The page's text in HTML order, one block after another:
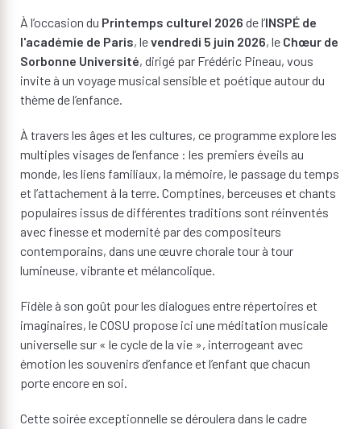
À l’occasion du Printemps culturel 2026 de l’INSPÉ de
l'académie de Paris, levendredi 5 juin 2026, le Chœur de
Sorbonne Université, dirigé par Frédéric Pineau, vous
invite à un voyage musical sensible et poétique autour du
thème de l’enfance.
À travers les âges et les cultures, ce programme explore les
multiples visages de l’enfance : les premiers éveils au
monde, les liens familiaux, la mémoire, le passage du temps
et l’attachement à la terre. Comptines, berceuses et chants
populaires issus de différentes traditions sont réinventés
avec finesse et modernité par des compositeurs
contemporains, dans une œuvre chorale tour à tour
lumineuse, vibrante et mélancolique.
Fidèle à son goût pour les dialogues entre répertoires et
imaginaires, le COSU propose ici une méditation musicale
universelle sur « le cycle de la vie », interrogeant avec
émotion les souvenirs d’enfance et l’enfant que chacun
porte encore en soi.
Cette soirée exceptionnelle se déroulera dans le cadre